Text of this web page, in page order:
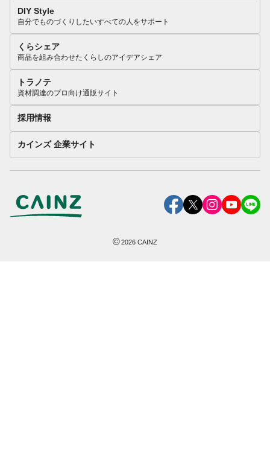
DIY Style
自分でものづくりしたいすべての人をサポート
くらシェア
商品を組み合わせたくらしのアイデアシェア
トラノテ
資材調達のプロ向け通販サイト
採用情報
カインズ 企業サイト
©2026 CAINZ